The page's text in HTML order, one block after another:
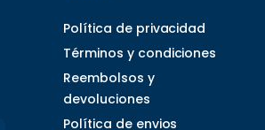
Política de privacidad
Términos y condiciones
Reembolsos y
devoluciones
Política de envios